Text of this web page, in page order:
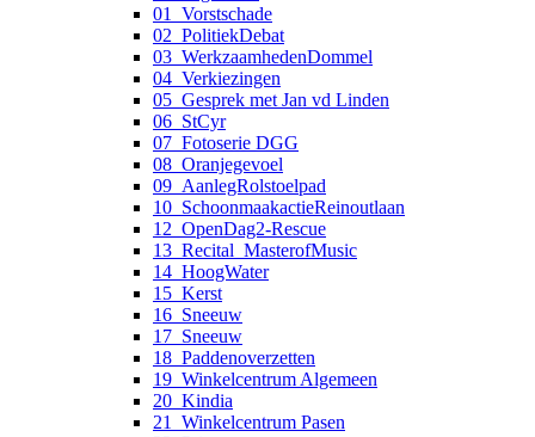
01_Vorstschade
02_PolitiekDebat
03_WerkzaamhedenDommel
04_Verkiezingen
05_Gesprek met Jan vd Linden
06_StCyr
07_Fotoserie DGG
08_Oranjegevoel
09_AanlegRolstoelpad
10_SchoonmaakactieReinoutlaan
12_OpenDag2-Rescue
13_Recital_MasterofMusic
14_HoogWater
15_Kerst
16_Sneeuw
17_Sneeuw
18_Paddenoverzetten
19_Winkelcentrum Algemeen
20_Kindia
21_Winkelcentrum Pasen